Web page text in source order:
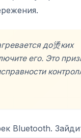
до烫ких
его. Это
Bluetooth.